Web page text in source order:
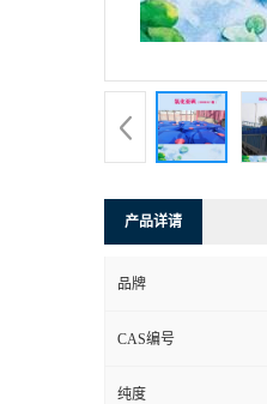
产品详请
品牌
CAS编号
纯度